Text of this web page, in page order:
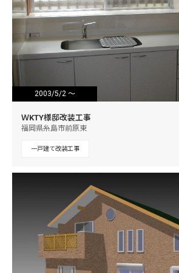
2003/5/2 ～
ＷKTY様邸改装工事
福岡県糸島市前原東
一戸建て改装工事